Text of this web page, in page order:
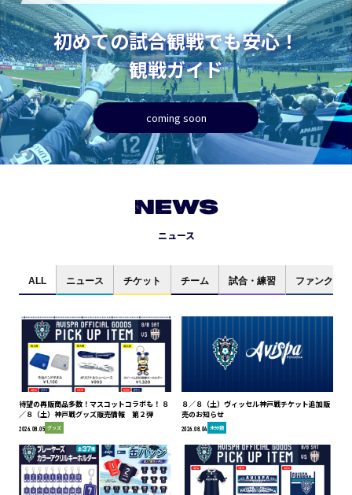
初めての試合観戦でも安心！
観戦ガイド
coming soon
NEWS
ニュース
ALL ニュース チケット チーム 試合・練習 ファンクラブ
待望の再販商品多数！マスコットコラボも！ ８
／８（土）神戸戦グッズ販売情報 第２弾
2026.08.05 グッズ
８／８（土）ヴィッセル神戸戦チケット追加販
売のお知らせ
2026.08.04 未分類